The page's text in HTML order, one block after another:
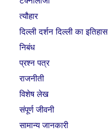
त्यौहार
दिल्ली दर्शन दिल्ली का इतिहास
निबंध
प्रश्न पत्र
राजनीती
विशेष लेख
संपूर्ण जीवनी
सामान्य जानकारी